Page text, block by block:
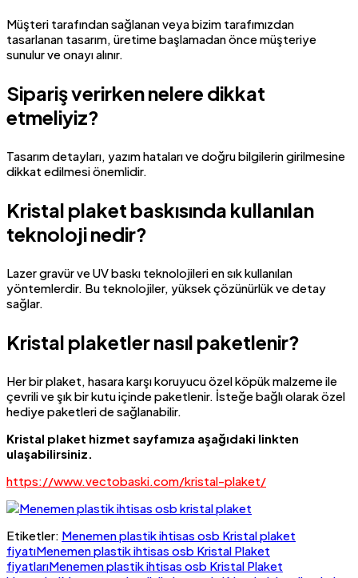
Müşteri tarafından sağlanan veya bizim tarafımızdan
tasarlanan tasarım, üretime başlamadan önce müşteriye
sunulur ve onayı alınır.
Sipariş verirken nelere dikkat
etmeliyiz?
Tasarım detayları, yazım hataları ve doğru bilgilerin girilmesine
dikkat edilmesi önemlidir.
Kristal plaket baskısında kullanılan
teknoloji nedir?
Lazer gravür ve UV baskı teknolojileri en sık kullanılan
yöntemlerdir. Bu teknolojiler, yüksek çözünürlük ve detay
sağlar.
Kristal plaketler nasıl paketlenir?
Her bir plaket, hasara karşı koruyucu özel köpük malzeme ile
çevrili ve şık bir kutu içinde paketlenir. İsteğe bağlı olarak özel
hediye paketleri de sağlanabilir.
Kristal plaket hizmet sayfamıza aşağıdaki linkten
ulaşabilirsiniz.
https://www.vectobaski.com/kristal-plaket/
Etiketler: Menemen plastik ihtisas osb Kristal plaket
fiyatıMenemen plastik ihtisas osb Kristal Plaket
fiyatlarıMenemen plastik ihtisas osb Kristal Plaket